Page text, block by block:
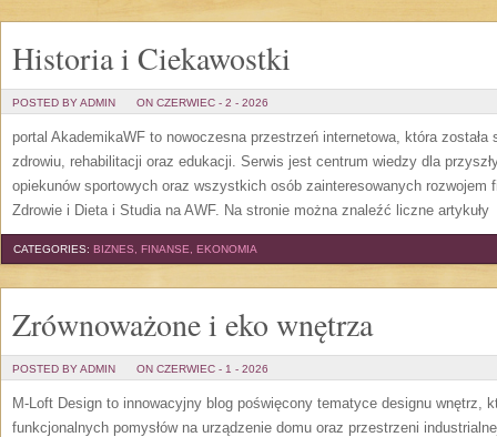
Historia i Ciekawostki
POSTED BY ADMIN ON CZERWIEC - 2 - 2026
portal AkademikaWF to nowoczesna przestrzeń internetowa, która
zdrowiu, rehabilitacji oraz edukacji. Serwis jest centrum wiedzy dla
opiekunów sportowych oraz wszystkich osób zainteresowanych rozwojem
Zdrowie i Dieta i Studia na AWF. Na stronie można znaleźć liczne artykuły
CATEGORIES: BIZNES, FINANSE, EKONOMIA
Zrównoważone i eko wnętrza
POSTED BY ADMIN ON CZERWIEC - 1 - 2026
M-Loft Design to innowacyjny blog poświęcony tematyce designu wnętrz,
funkcjonalnych pomysłów na urządzenie domu oraz przestrzeni